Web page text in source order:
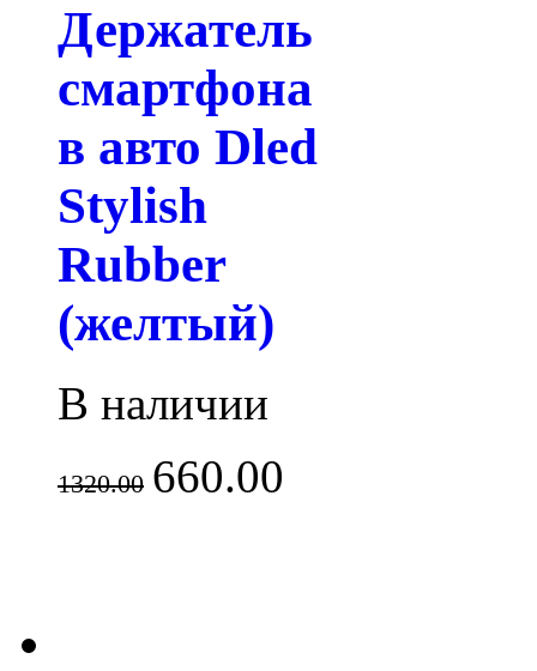
Держатель
смартфона
в авто Dled
Stylish
Rubber
(желтый)
В наличии
1320.00 660.00